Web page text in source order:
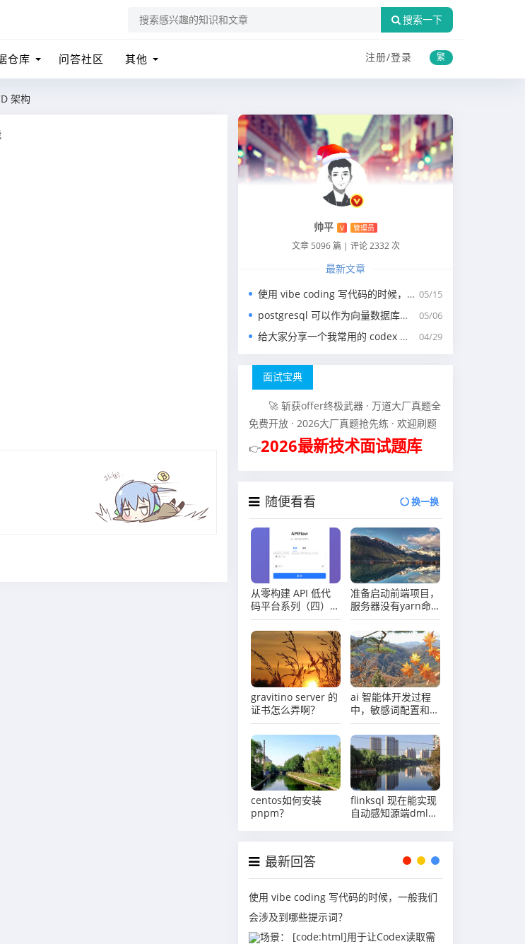
搜索一下
仓库 问答社区 其他 注册/登录 繁
架构
帅平 V 管理员
文章 5096 篇 | 评论 2332 次
最新文章
05/15
使用 vibe coding 写代码的时候，一般我们会涉及到哪些提示词？
05/06
postgresql 可以作为向量数据库，那我们安装哪个版本呢？
04/29
给大家分享一个我常用的 codex 中的 agents.md 文件
面试宝典
🚀 斩获offer终极武器 · 万道大厂真题全
免费开放 · 2026大厂真题抢先练 · 欢迎刷题
👉2026最新技术面试题库
随便看看 换一换
从零构建 API 低代
码平台系列（四）用
户认证与权限管理
准备启动前端项目，
服务器没有yarn命
令怎么办？
gravitino server 的
证书怎么弄啊？
ai 智能体开发过程
中，敏感词配置和智
能体是怎么关联的？
centos如何安装
pnpm？
flinksql 现在能实现
自动感知源端dml了
最新回答
使用 vibe coding 写代码的时候，一般我们
会涉及到哪些提示词？
场景： [code:html]用于让Codex读取需